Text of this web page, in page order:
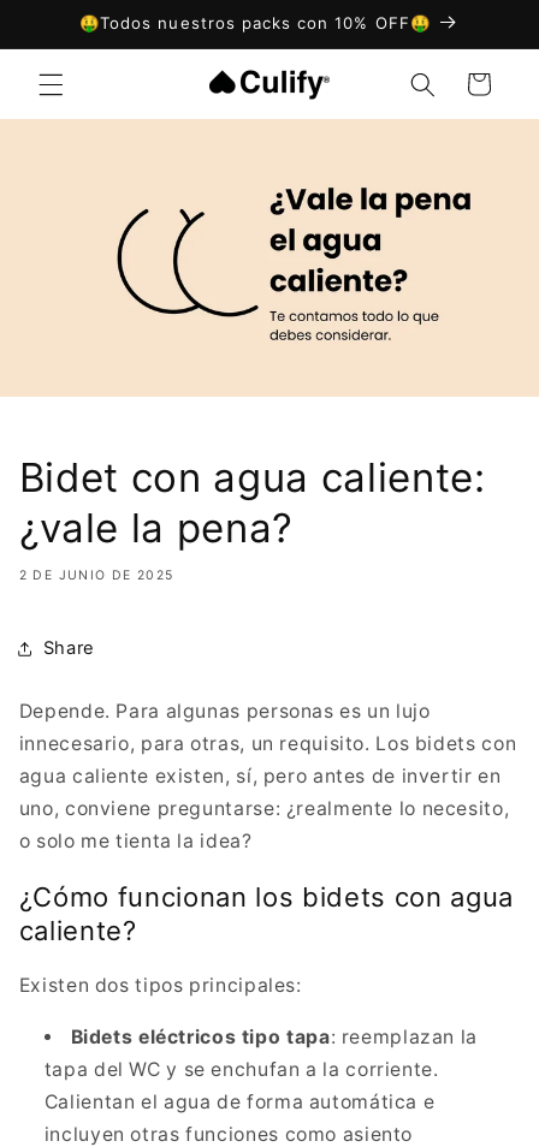
directamente
al contenido
🤑Todos nuestros packs con 10% OFF🤑
Carrito
Bidet con agua caliente:
¿vale la pena?
2 DE JUNIO DE 2025
Share
Depende. Para algunas personas es un lujo
innecesario, para otras, un requisito. Los bidets con
agua caliente existen, sí, pero antes de invertir en
uno, conviene preguntarse: ¿realmente lo necesito,
o solo me tienta la idea?
¿Cómo funcionan los bidets con agua
caliente?
Existen dos tipos principales:
Bidets eléctricos tipo tapa: reemplazan la
tapa del WC y se enchufan a la corriente.
Calientan el agua de forma automática e
incluyen otras funciones como asiento